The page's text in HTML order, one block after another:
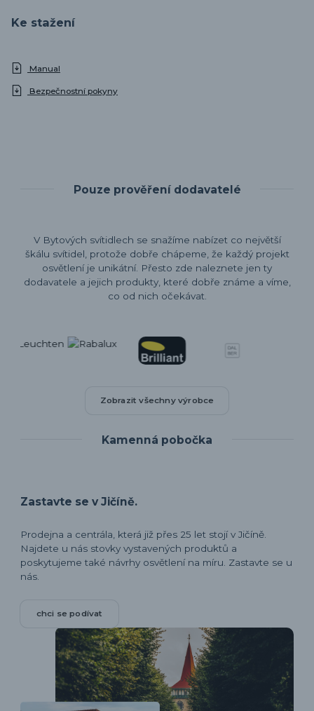
Ke stažení
Manual
Bezpečnostní pokyny
Pouze prověření dodavatelé
V Bytových svítidlech se snažíme nabízet co největší
škálu svítidel, protože dobře chápeme, že každý projekt
osvětlení je unikátní. Přesto zde naleznete jen ty
dodavatele a jejich produkty, které dobře známe a víme,
co od nich očekávat.
Zobrazit všechny výrobce
Kamenná pobočka
Zastavte se v Jičíně.
Prodejna a centrála, která již přes 25 let stojí v Jičíně.
Najdete u nás stovky vystavených produktů a
poskytujeme také návrhy osvětlení na míru. Zastavte se u
nás.
chci se podívat